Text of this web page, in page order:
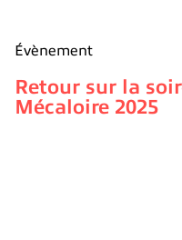
Évènement
Retour sur la
Mécaloire 2025